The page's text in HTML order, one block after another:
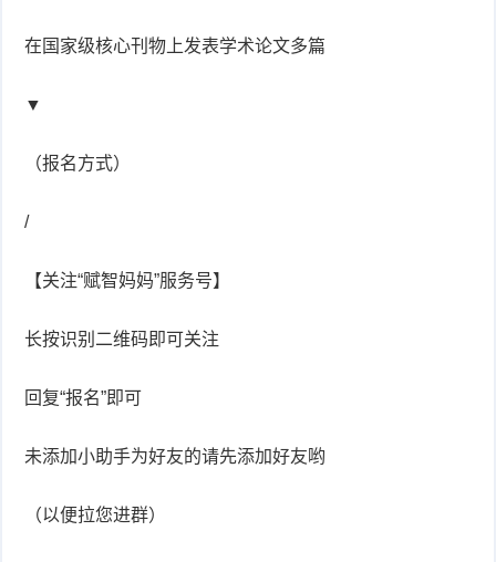
在国家级核心刊物上发表学术论文多篇
▼
（报名方式）
/
【关注“赋智妈妈”服务号】
长按识别二维码即可关注
回复“报名”即可
未添加小助手为好友的请先添加好友哟
（以便拉您进群）